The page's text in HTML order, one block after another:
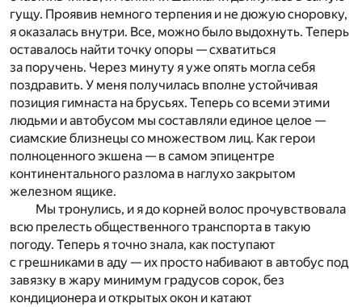
гущу. Проявив немного терпения и не дюжую сноровку,
я оказалась внутри. Все, можно было выдохнуть. Теперь
оставалось найти точку опоры — схватиться
за поручень. Через минуту я уже опять могла себя
поздравить. У меня получилась вполне устойчивая
позиция гимнаста на брусьях. Теперь со всеми этими
людьми и автобусом мы составляли единое целое —
сиамские близнецы со множеством лиц. Как герои
полноценного экшена — в самом эпицентре
континентального разлома в наглухо закрытом
железном ящике.
Мы тронулись, и я до корней волос прочувствовала
всю прелесть общественного транспорта в такую
погоду. Теперь я точно знала, как поступают
с грешниками в аду — их просто набивают в автобус под
завязку в жару минимум градусов сорок, без
кондиционера и открытых окон и катают